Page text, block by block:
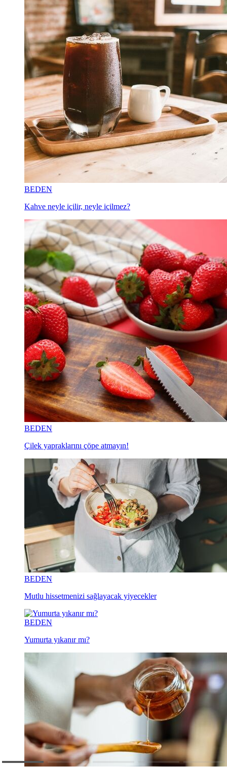
BEDEN
Kahve neyle içilir, neyle içilmez?
BEDEN
Çilek yapraklarını çöpe atmayın!
BEDEN
Mutlu hissetmenizi sağlayacak yiyecekler
BEDEN
Yumurta yıkanır mı?